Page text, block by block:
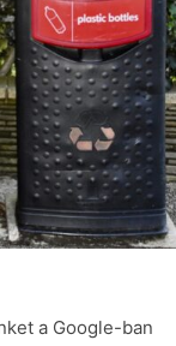
a Google-ban